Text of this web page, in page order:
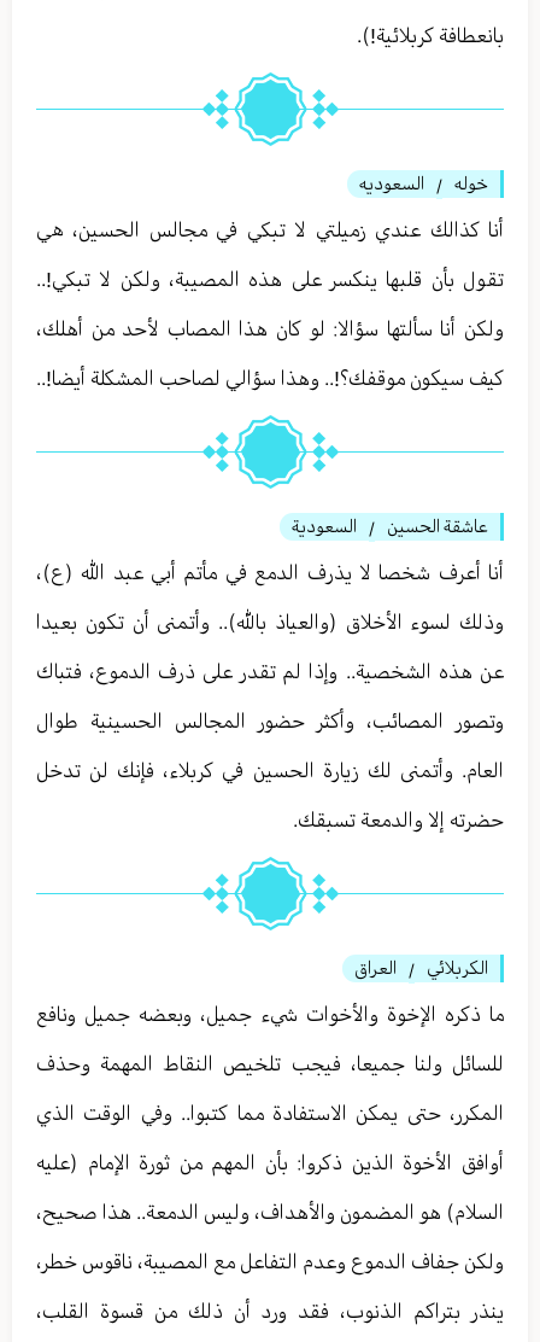
بانعطافة كربلائية!).
خوله / السعوديه
أنا كذالك عندي زميلتي لا تبكي في مجالس الحسين، هي
تقول بأن قلبها ينكسر على هذه المصيبة، ولكن لا تبكي!..
ولكن أنا سألتها سؤالا: لو كان هذا المصاب لأحد من أهلك،
كيف سيكون موقفك؟!.. وهذا سؤالي لصاحب المشكلة أيضا!..
عاشقة الحسين / السعودية
أنا أعرف شخصا لا يذرف الدمع في مأتم أبي عبد الله (ع)،
وذلك لسوء الأخلاق (والعياذ بالله).. وأتمنى أن تكون بعيدا
عن هذه الشخصية.. وإذا لم تقدر على ذرف الدموع، فتباك
وتصور المصائب، وأكثر حضور المجالس الحسينية طوال
العام. وأتمنى لك زيارة الحسين في كربلاء، فإنك لن تدخل
حضرته إلا والدمعة تسبقك.
الكربلائي / العراق
ما ذكره الإخوة والأخوات شيء جميل، وبعضه جميل ونافع
للسائل ولنا جميعا، فيجب تلخيص النقاط المهمة وحذف
المكرر، حتى يمكن الاستفادة مما كتبوا.. وفي الوقت الذي
أوافق الأخوة الذين ذكروا: بأن المهم من ثورة الإمام (عليه
السلام) هو المضمون والأهداف، وليس الدمعة.. هذا صحيح،
ولكن جفاف الدموع وعدم التفاعل مع المصيبة، ناقوس خطر،
ينذر بتراكم الذنوب، فقد ورد أن ذلك من قسوة القلب،